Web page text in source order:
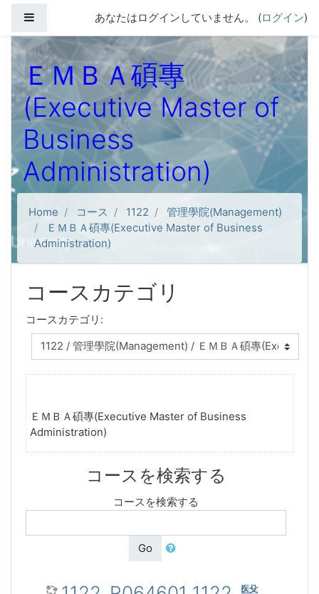
サイドパネルあなたはログインしていません。 (ログイン)
ＥＭＢＡ碩專
(Executive Master of
Business
Administration)
Home コース 1122
管理學院(Management)
ＥＭＢＡ碩專(Executive Master of Business
Administration)
コースカテゴリ
コースカテゴリ:
ＥＭＢＡ碩專(Executive Master of Business
Administration)
コースを検索する
コースを検索する
Go